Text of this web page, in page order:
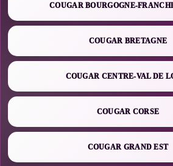
COUGAR BOURGOGNE-
COUGAR BRETAGNE
COUGAR CENTRE-VAL DE
COUGAR CORSE
COUGAR GRAND EST